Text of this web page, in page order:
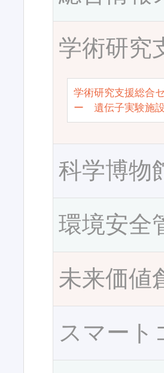
学術研究
学術研究支援総合
ー 遺伝子実験施設
科学博物
環境安全
未来価値
スマート